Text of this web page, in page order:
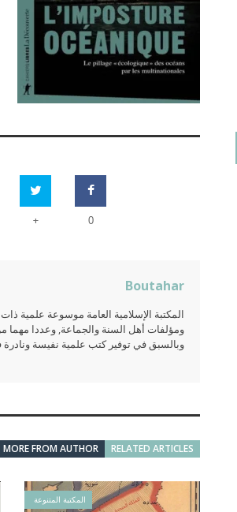
0
+
Boutahar
المكتبة الإسلامية العامة موسوعة علمية
ومؤلفات أهل السنة والجماعة, وعددا مهما من
وبالسبق في توفير كتب علمية نفيسة ونادرة
RELATED ARTICLES
MORE FROM AUTHOR
المكتبة المتنوعة